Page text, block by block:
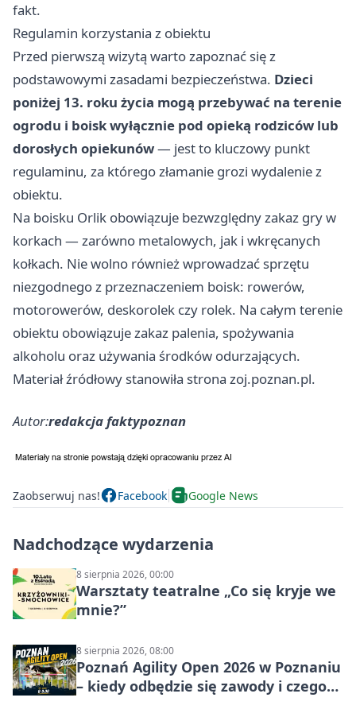
fakt.
Regulamin korzystania z obiektu
Przed pierwszą wizytą warto zapoznać się z
podstawowymi zasadami bezpieczeństwa. Dzieci
poniżej 13. roku życia mogą przebywać na terenie
ogrodu i boisk wyłącznie pod opieką rodziców lub
dorosłych opiekunów— jest to kluczowy punkt
regulaminu, za którego złamanie grozi wydalenie z
obiektu.
Na boisku Orlik obowiązuje bezwzględny zakaz gry w
korkach — zarówno metalowych, jak i wkręcanych
kołkach. Nie wolno również wprowadzać sprzętu
niezgodnego z przeznaczeniem boisk: rowerów,
motorowerów, deskorolek czy rolek. Na całym terenie
obiektu obowiązuje zakaz palenia, spożywania
alkoholu oraz używania środków odurzających.
Materiał źródłowy stanowiła strona zoj.poznan.pl.
Autor:redakcja faktypoznan
Zaobserwuj nas! Facebook Google News
Nadchodzące wydarzenia
8 sierpnia 2026, 00:00
Warsztaty teatralne „Co się kryje we
mnie?”
8 sierpnia 2026, 08:00
Poznań Agility Open 2026 w Poznaniu
– kiedy odbędzie się zawody i czego